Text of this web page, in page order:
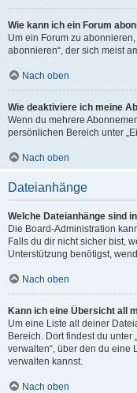
Wie kann ich ein Forum
Um ein Forum zu
abonnieren“, der sich meist
Nach oben
Wie deaktiviere ich meine
Wenn du mehrere
persönlichen Bereich unter
Nach oben
Dateianhänge
Welche Dateianhänge sind
Die Board-Administration
Falls du dir nicht sicher bist,
Unterstützung benötigst,
Nach oben
Kann ich eine Übersicht all
Um eine Liste all deiner
Bereich. Dort findest du unter
verwalten“, über den du eine
verwalten kannst.
Nach oben